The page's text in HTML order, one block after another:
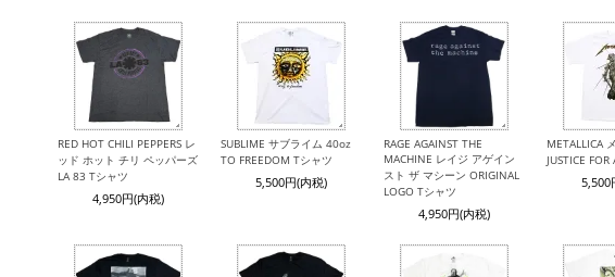
RED HOT CHILI PEPPERS レ
ッド ホット チリ ペッパーズ
LA 83 Tシャツ
4,950円(内税)
SUBLIME サブライム 40oz
TO FREEDOM Tシャツ
5,500円(内税)
RAGE AGAINST THE
MACHINE レイジ アゲイン
スト ザ マシーン ORIGINAL
LOGO Tシャツ
4,950円(内税)
METALLICA
JUSTICE
5,500